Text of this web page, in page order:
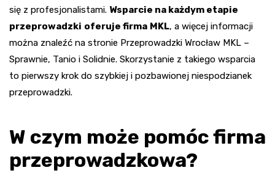
się z profesjonalistami. Wsparcie na każdym etapie
przeprowadzki oferuje firma MKL, a więcej informacji
można znaleźć na stronie Przeprowadzki Wrocław MKL –
Sprawnie, Tanio i Solidnie. Skorzystanie z takiego wsparcia
to pierwszy krok do szybkiej i pozbawionej niespodzianek
przeprowadzki.
W czym może pomóc firma
przeprowadzkowa?